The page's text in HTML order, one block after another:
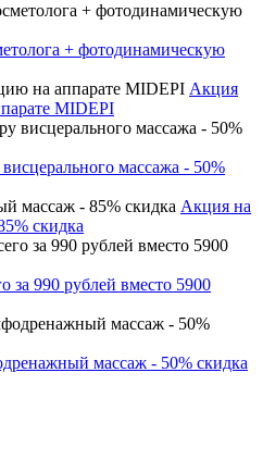
+ фотодинамическую
Акция
MIDEPI
массажа - 50%
Акция на
скидка
за 990 рублей вместо 5900
массаж - 50% скидка